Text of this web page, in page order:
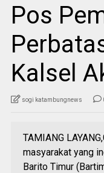
Pos
Kalsel
sogi katambungnews
TAMIANG
masyarakat yang
Barito Timur